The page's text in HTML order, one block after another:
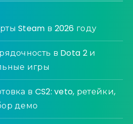
Steam в 2026 году
в Dota 2 и
игры
в CS2: veto, ретейки,
демо